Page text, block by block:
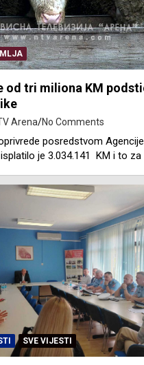
od tri miliona KM
Arena No Comments
posredstvom
je 3.034.141 KM i to za
SVE VIJESTI